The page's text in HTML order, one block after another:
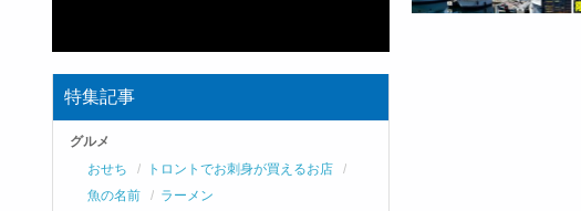
特集記事
グルメ
おせち
トロントでお刺身が買えるお店
魚の名前
ラーメン